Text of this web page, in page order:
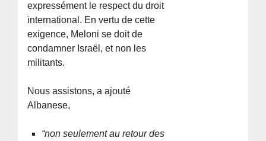
expressément le respect du droit
international. En vertu de cette
exigence, Meloni se doit de
condamner Israël, et non les
militants.
Nous assistons, a ajouté
Albanese,
“non seulement au retour des